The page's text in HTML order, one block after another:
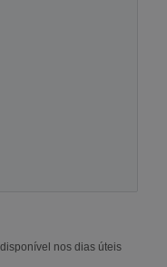
nos dias úteis